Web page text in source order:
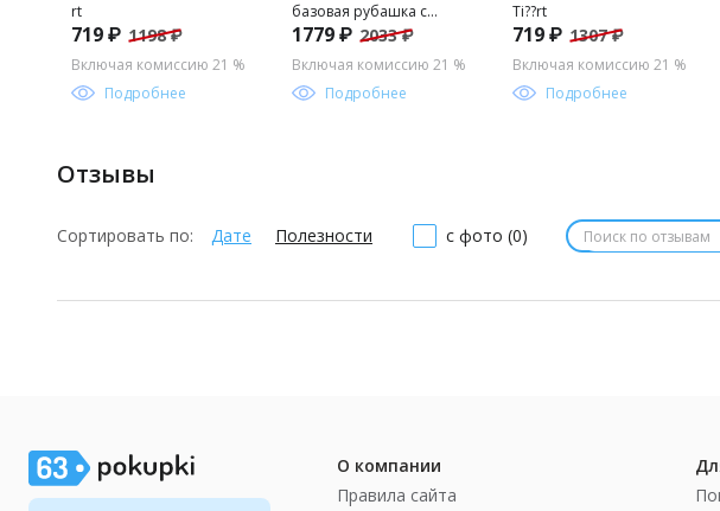
rt
719 ₽ 1198 ₽
Включая комиссию 21 %
Подробнее
базовая рубашка с
длинным рукавом для
мальчика
1779 ₽ 2033 ₽
Включая комиссию 21 %
Подробнее
Ti??rt
719 ₽ 1307 ₽
Включая комиссию 21 %
Подробнее
Отзывы
Сортировать по: Дате Полезности с фото (0)
О компании
Правила сайта